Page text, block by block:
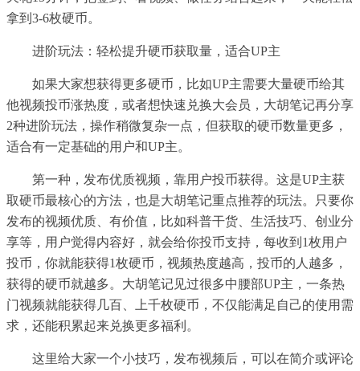
拿到3-6枚硬币。
进阶玩法：轻松提升硬币获取量，适合UP主
如果大家想获得更多硬币，比如UP主需要大量硬币给其
他视频投币涨热度，或者想快速兑换大会员，大胡笔记再分享
2种进阶玩法，操作稍微复杂一点，但获取的硬币数量更多，
适合有一定基础的用户和UP主。
第一种，发布优质视频，靠用户投币获得。这是UP主获
取硬币最核心的方法，也是大胡笔记重点推荐的玩法。只要你
发布的视频优质、有价值，比如科普干货、生活技巧、创业分
享等，用户觉得内容好，就会给你投币支持，每收到1枚用户
投币，你就能获得1枚硬币，视频热度越高，投币的人越多，
获得的硬币就越多。大胡笔记见过很多中腰部UP主，一条热
门视频就能获得几百、上千枚硬币，不仅能满足自己的使用需
求，还能积累起来兑换更多福利。
这里给大家一个小技巧，发布视频后，可以在简介或评论